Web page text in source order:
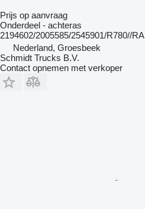
Prijs op aanvraag
Onderdeel - achteras
2194602/2005585/2545901/R780//RA
Nederland, Groesbeek
Schmidt Trucks B.V.
Contact opnemen met verkoper